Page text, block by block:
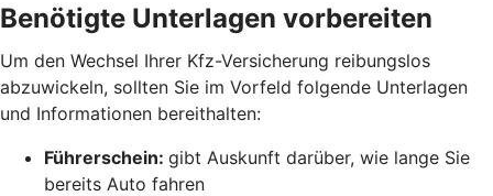
Benötigte Unterlagen vorbereiten
Um den Wechsel Ihrer Kfz-Versicherung reibungslos
abzuwickeln, sollten Sie im Vorfeld folgende Unterlagen
und Informationen bereithalten:
Führerschein: gibt Auskunft darüber, wie lange Sie
bereits Auto fahren